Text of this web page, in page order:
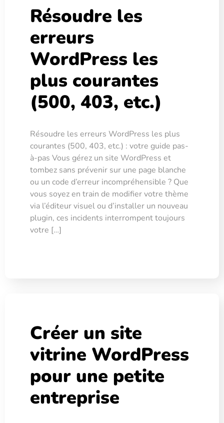
Résoudre les
erreurs
WordPress les
plus courantes
(500, 403, etc.)
Résoudre les erreurs WordPress les plus
courantes (500, 403, etc.) : votre guide pas-
à-pas Vous gérez un site WordPress et
tombez sans prévenir sur une page blanche
ou un code d’erreur incompréhensible ? Que
vous soyez en train de modifier votre thème
via l’éditeur visuel ou d’installer un nouveau
plugin, ces incidents interrompent toujours
votre […]
Créer un site
vitrine WordPress
pour une petite
entreprise